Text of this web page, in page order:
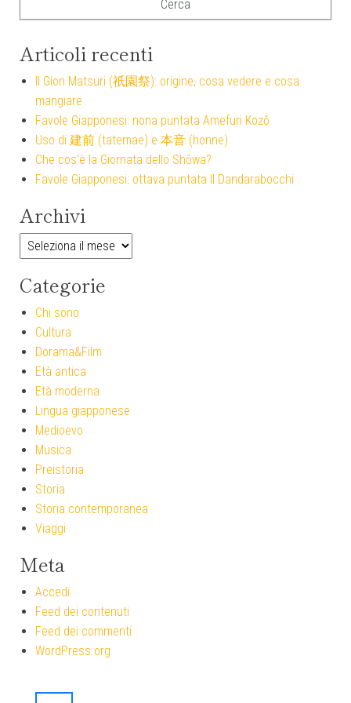
Articoli recenti
Il Gion Matsuri (祇園祭): origine, cosa vedere e cosa
mangiare
Favole Giapponesi: nona puntata Amefuri Kozō
Uso di 建前 (tatemae) e 本音 (honne)
Che cos’è la Giornata dello Shōwa?
Favole Giapponesi: ottava puntata Il Dandarabocchi
Archivi
Archivi
Categorie
Chi sono
Cultura
Dorama&Film
Età antica
Età moderna
Lingua giapponese
Medioevo
Musica
Preistoria
Storia
Storia contemporanea
Viaggi
Meta
Accedi
Feed dei contenuti
Feed dei commenti
WordPress.org